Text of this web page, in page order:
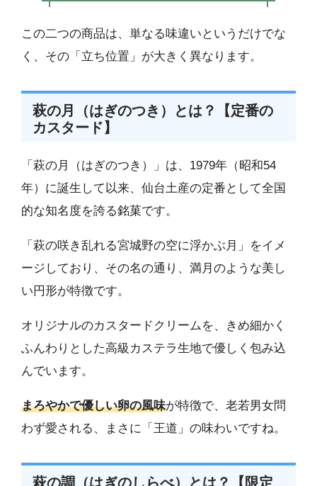
この二つの商品は、単なる味違いというだけでな
く、その「立ち位置」が大きく異なります。
萩の月（はぎのつき）とは？【定番の
カスタード】
「萩の月（はぎのつき）」は、1979年（昭和54
年）に誕生して以来、仙台土産の定番として全国
的な知名度を誇る銘菓です。
「萩の咲き乱れる宮城野の空に浮かぶ月」をイメ
ージしており、その名の通り、満月のような美し
い円形が特徴です。
オリジナルのカスタードクリームを、きめ細かく
ふんわりとした高級カステラ生地で優しく包み込
んでいます。
まろやかで優しい卵の風味が特徴で、老若男女問
わず愛される、まさに「王道」の味わいですね。
萩の調（はぎのしらべ）とは？【限定